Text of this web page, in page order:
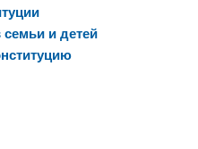
и детей